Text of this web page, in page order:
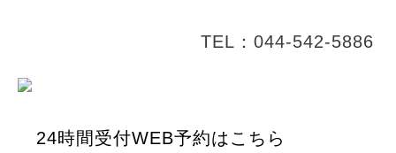
TEL：044-542-5886
24時間受付WEB予約はこちら